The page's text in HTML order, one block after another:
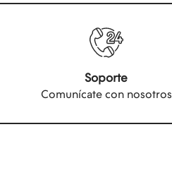
Soporte
Comunícate con nosotros